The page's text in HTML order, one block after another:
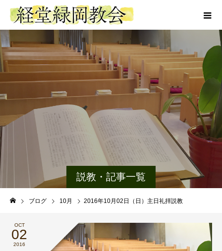
説教・記事一覧
ブログ 10月 2016年10月02日（日）主日礼拝説教
OCT
02
2016